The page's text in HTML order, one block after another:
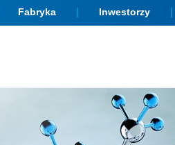
Fabryka Inwestorzy